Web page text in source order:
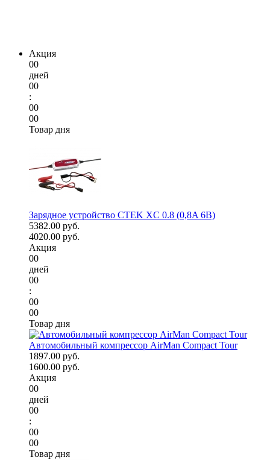
Акция
00
дней
00
:
00
00
Товар дня
Зарядное устройство CTEK XC 0.8 (0,8A 6В)
5382.00 руб.
4020.00 руб.
Акция
00
дней
00
:
00
00
Товар дня
Автомобильный компрессор AirMan Compact Tour
1897.00 руб.
1600.00 руб.
Акция
00
дней
00
:
00
00
Товар дня